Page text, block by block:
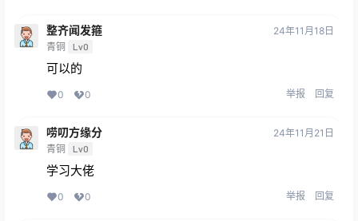
整齐闻发箍
青铜 Lv0
24年11月18日
可以的
0 0 举报 回复
唠叨方缘分
青铜 Lv0
24年11月21日
学习大佬
0 0 举报 回复